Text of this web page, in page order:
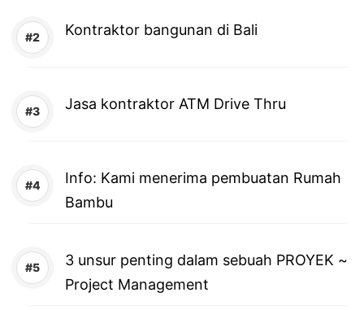
Kontraktor bangunan di Bali
Jasa kontraktor ATM Drive Thru
Info: Kami menerima pembuatan Rumah
Bambu
3 unsur penting dalam sebuah PROYEK ~
Project Management